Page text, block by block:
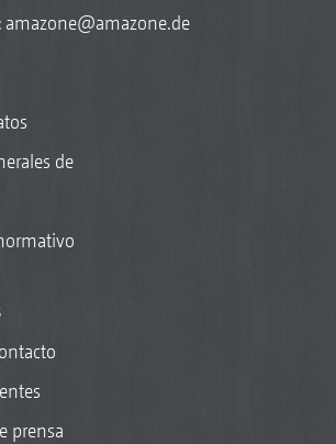
amazone@amazone.de
de
prensa